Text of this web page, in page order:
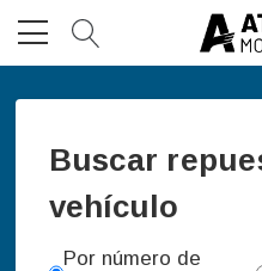
Buscar
vehículo
Por número de